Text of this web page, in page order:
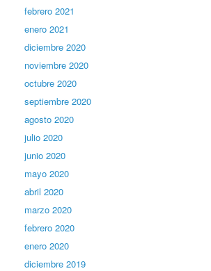
febrero 2021
enero 2021
diciembre 2020
noviembre 2020
octubre 2020
septiembre 2020
agosto 2020
julio 2020
junio 2020
mayo 2020
abril 2020
marzo 2020
febrero 2020
enero 2020
diciembre 2019